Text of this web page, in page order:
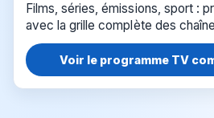
Films, séries, émissions, sport :
avec la grille complète des
Voir le programme TV